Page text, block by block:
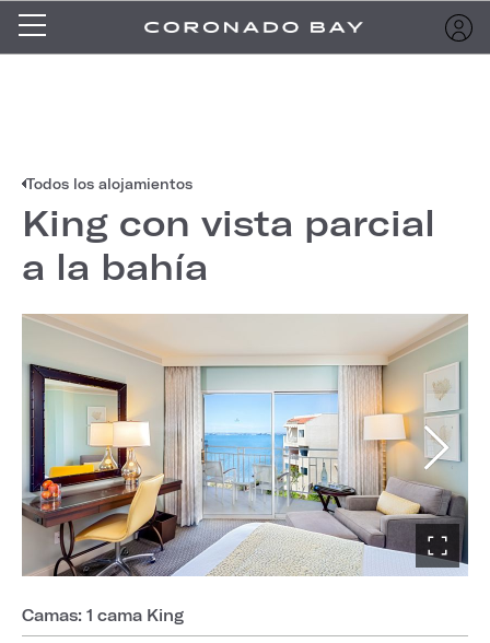
Todos los alojamientos
King con vista parcial
a la bahía
Camas: 1 cama King